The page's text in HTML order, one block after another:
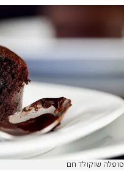
סופלה שוקולד חם